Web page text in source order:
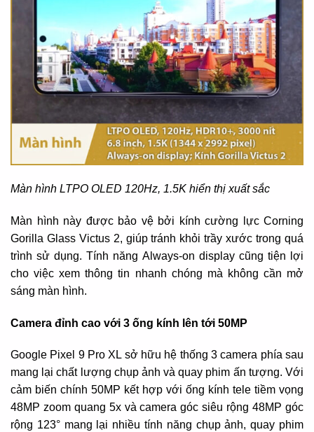
Màn hình LTPO OLED 120Hz, 1.5K hiển thị xuất sắc
Màn hình này được bảo vệ bởi kính cường lực Corning
Gorilla Glass Victus 2, giúp tránh khỏi trầy xước trong quá
trình sử dụng. Tính năng Always-on display cũng tiện lợi
cho việc xem thông tin nhanh chóng mà không cần mở
sáng màn hình.
Camera đỉnh cao với 3 ống kính lên tới 50MP
Google Pixel 9 Pro XL sở hữu hệ thống 3 camera phía sau
mang lại chất lượng chụp ảnh và quay phim ấn tượng. Với
cảm biến chính 50MP kết hợp với ống kính tele tiềm vọng
48MP zoom quang 5x và camera góc siêu rộng 48MP góc
rộng 123° mang lại nhiều tính năng chụp ảnh, quay phim